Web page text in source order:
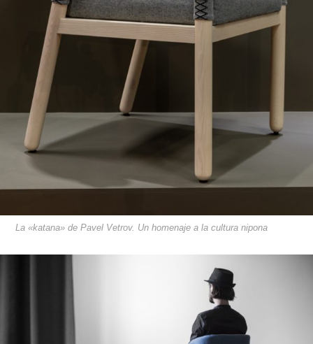
La «katana» de Pavel Vetrov. Un homenaje a la cultura nipona